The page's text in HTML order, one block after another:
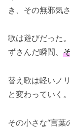
き、その無邪気
歌は遊びだった
ずさんだ瞬間、
替え歌は軽いノ
と変わっていく。
その小さな“言葉